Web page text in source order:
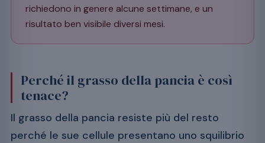
richiedono in genere alcune settimane, e un
risultato ben visibile diversi mesi.
Perché il grasso della pancia è così
tenace?
Il grasso della pancia resiste più del resto
perché le sue cellule presentano uno squilibrio